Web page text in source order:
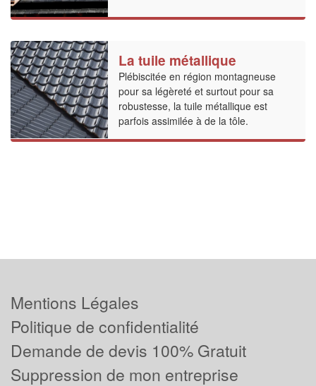
La tuile métallique
Plébiscitée en région montagneuse
pour sa légèreté et surtout pour sa
robustesse, la tuile métallique est
parfois assimilée à de la tôle.
Mentions Légales
Politique de confidentialité
Demande de devis 100% Gratuit
Suppression de mon entreprise